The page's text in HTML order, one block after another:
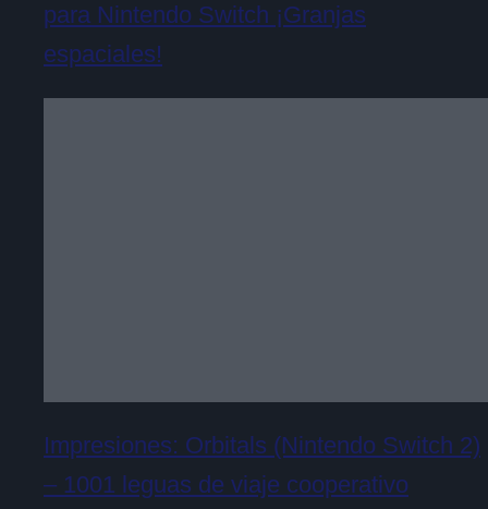
para Nintendo Switch ¡Granjas
espaciales!
Impresiones: Orbitals (Nintendo Switch 2)
– 1001 leguas de viaje cooperativo